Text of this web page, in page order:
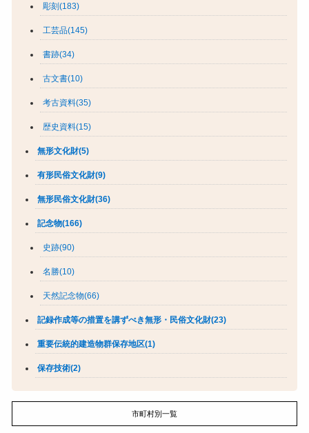
彫刻(183)
工芸品(145)
書跡(34)
古文書(10)
考古資料(35)
歴史資料(15)
無形文化財(5)
有形民俗文化財(9)
無形民俗文化財(36)
記念物(166)
史跡(90)
名勝(10)
天然記念物(66)
記録作成等の措置を講ずべき無形・民俗文化財(23)
重要伝統的建造物群保存地区(1)
保存技術(2)
市町村別一覧